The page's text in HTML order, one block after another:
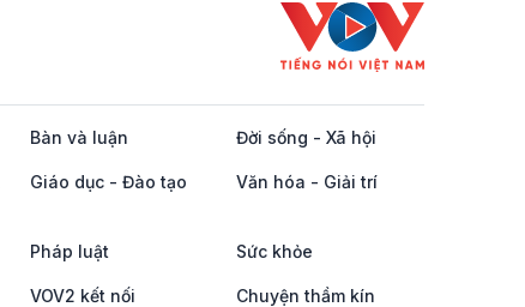
Bàn và luận Đời sống - Xã hội
Giáo dục - Đào tạo Văn hóa - Giải trí
Pháp luật Sức khỏe
VOV2 kết nối Chuyện thầm kín